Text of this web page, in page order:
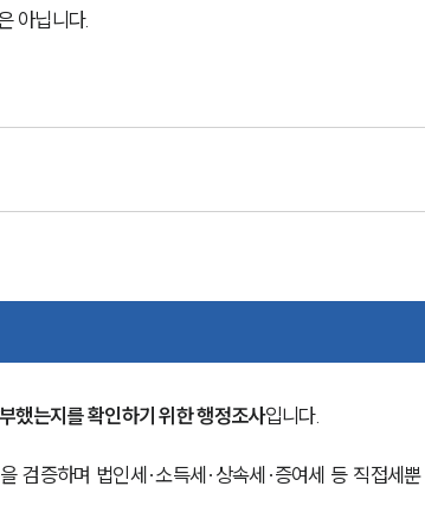
아닙니다.
했는지를 확인하기 위한 행정조사입니다.
검증하며 법인세·소득세·상속세·증여세 등 직접세